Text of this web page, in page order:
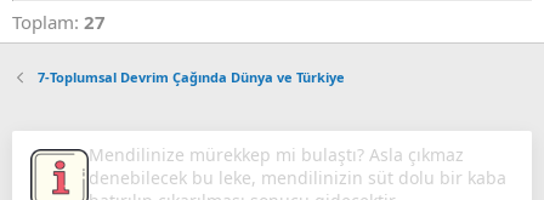
Toplam: 27
7-Toplumsal Devrim Çağında Dünya ve Türkiye
Mendilinize mürekkep mi bulaştı? Asla çıkmaz
denebilecek bu leke, mendilinizin süt dolu bir kaba